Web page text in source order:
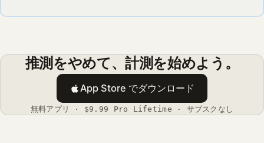
推測をやめて、計測を始めよう。
App Store でダウンロード
無料アプリ · $9.99 Pro Lifetime · サブスクなし